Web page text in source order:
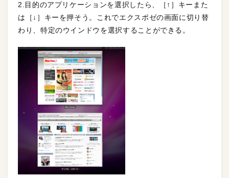
2.目的のアプリケーションを選択したら、［↑］キーまた
は［↓］キーを押そう。これでエクスポゼの画面に切り替
わり、特定のウインドウを選択することができる。